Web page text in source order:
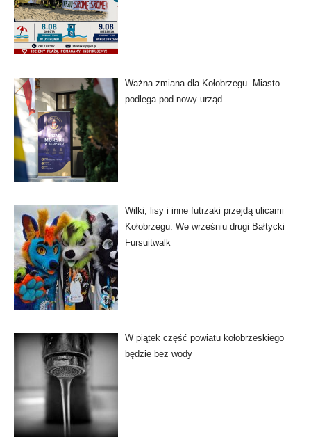
Ważna zmiana dla Kołobrzegu. Miasto
podlega pod nowy urząd
Wilki, lisy i inne futrzaki przejdą ulicami
Kołobrzegu. We wrześniu drugi Bałtycki
Fursuitwalk
W piątek część powiatu kołobrzeskiego
będzie bez wody